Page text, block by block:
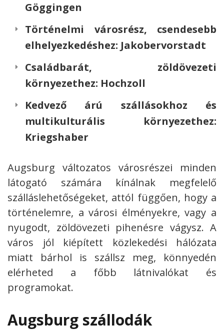
Göggingen
Történelmi városrész, csendesebb
elhelyezkedéshez: Jakobervorstadt
Családbarát, zöldövezeti
környezethez: Hochzoll
Kedvező árú szállásokhoz és
multikulturális környezethez:
Kriegshaber
Augsburg változatos városrészei minden
látogató számára kínálnak megfelelő
szálláslehetőségeket, attól függően, hogy a
történelemre, a városi élményekre, vagy a
nyugodt, zöldövezeti pihenésre vágysz. A
város jól kiépített közlekedési hálózata
miatt bárhol is szállsz meg, könnyedén
elérheted a főbb látnivalókat és
programokat.
Augsburg szállodák